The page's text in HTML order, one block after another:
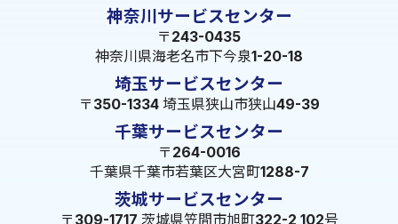
神奈川サービスセンター
〒243-0435
神奈川県海老名市下今泉1-20-18
埼玉サービスセンター
〒350-1334 埼玉県狭山市狭山49-39
千葉サービスセンター
〒264-0016
千葉県千葉市若葉区大宮町1288-7
茨城サービスセンター
〒309-1717 茨城県笠間市旭町322-2 102号